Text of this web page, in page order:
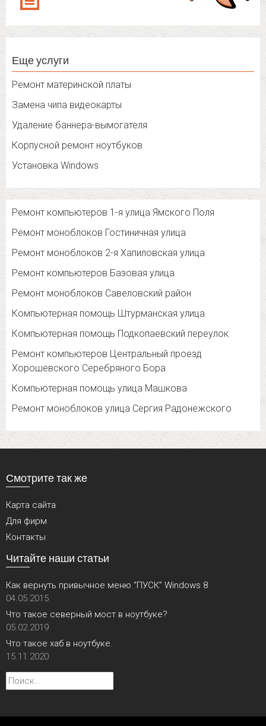
Еще услуги
Ремонт материнской платы
Замена чипа видеокарты
Удаление баннера-вымогателя
Корпусной ремонт ноутбуков
Установка Windows
Ремонт компьютеров 1-я улица Ямского Поля
Ремонт моноблоков Гостиничная улица
Ремонт моноблоков 2-я Хапиловская улица
Ремонт компьютеров Базовая улица
Ремонт моноблоков Савеловский район
Компьютерная помощь Штурманская улица
Компьютерная помощь Подкопаевский переулок
Ремонт компьютеров Центральный проезд
Хорошевского Серебряного Бора
Компьютерная помощь улица Машкова
Ремонт моноблоков улица Сергия Радонежского
Смотрите так же
Карта сайта
Для фирм
Контакты
Читайте наши статьи
Как вернуть привычное меню “ПУСК” Windows 8
04.05.2015
Что такое северный мост в ноутбуке?
05.02.2019
Что такое хаб в ноутбуке.
15.11.2020
Найти: